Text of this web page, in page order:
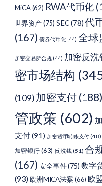
MiCA(62) RWA代币化
世界资产(75) SEC(78) 代
(167) 债券代币化 (44) 全球
加密交易所合规 (44) 加密反洗
密市场结构
(109) 加密支付 (188)
管政策 (602)
支付(91) 加密货币转账支付 (48)
加密银行(63) 反洗钱(51) 合
(167) 安全事件(75) 数字
(93)欧洲MICA法案 (66) 欧